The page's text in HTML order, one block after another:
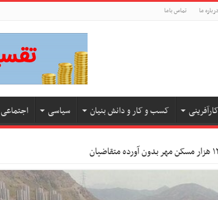
درباره ما تماس باما
کارآفرینی کسب و کار و دانش بنیان سیاسی اجتماعی